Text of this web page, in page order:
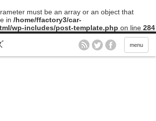
must be an array or an object that
in /home/ffactory3/car-
wp-includes/post-template.php on line 284
menu